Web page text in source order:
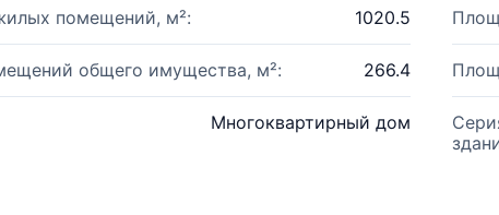
помещений, м²: 1020.5
общего имущества, м²: 266.4
Многоквартирный дом